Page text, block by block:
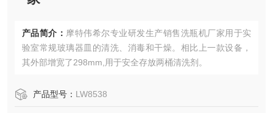
产品简介： 摩特伟希尔专业研发生产销售洗瓶机厂家用于实
验室常规玻璃器皿的清洗、消毒和干燥。相比上一款设备，
其外部增宽了298mm,用于安全存放两桶清洗剂。
产品型号： LW8538